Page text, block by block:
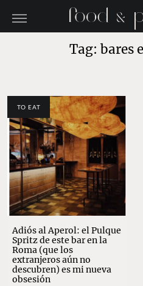
Tag: bares
TO EAT
Adiós al Aperol: el Pulque
Spritz de este bar en la
Roma (que los
extranjeros aún no
descubren) es mi nueva
obsesión